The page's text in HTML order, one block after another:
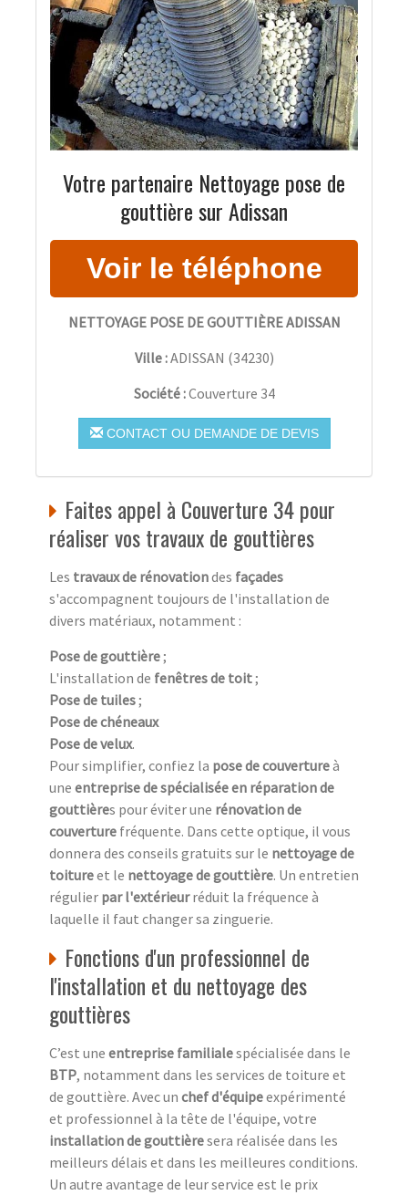
Votre partenaire Nettoyage pose de
gouttière sur Adissan
NETTOYAGE POSE DE GOUTTIÈRE ADISSAN
Ville :ADISSAN (34230)
Société :Couverture 34
CONTACT OU DEMANDE DE DEVIS
Faites appel à Couverture 34 pour
réaliser vos travaux de gouttières
Les travaux de rénovationdes façades
s'accompagnent toujours de l'installation de
divers matériaux, notamment :
Pose de gouttière ;
L'installation de fenêtres de toit ;
Pose de tuiles ;
Pose de chéneaux
Pose de velux.
Pour simplifier, confiez la pose de couvertureà
une entreprise de spécialisée en réparation de
gouttières pour éviter une rénovation de
couverture fréquente. Dans cette optique, il vous
donnera des conseils gratuits sur le nettoyage de
toitureet le nettoyage de gouttière. Un entretien
régulier par l'extérieurréduit la fréquence à
laquelle il faut changer sa zinguerie.
Fonctions d'un professionnel de
l'installation et du nettoyage des
gouttières
C’est une entreprise familialespécialisée dans le
BTP, notamment dans les services de toiture et
de gouttière. Avec un chef d'équipeexpérimenté
et professionnel à la tête de l'équipe, votre
installation de gouttièresera réalisée dans les
meilleurs délais et dans les meilleures conditions.
Un autre avantage de leur service est le prix